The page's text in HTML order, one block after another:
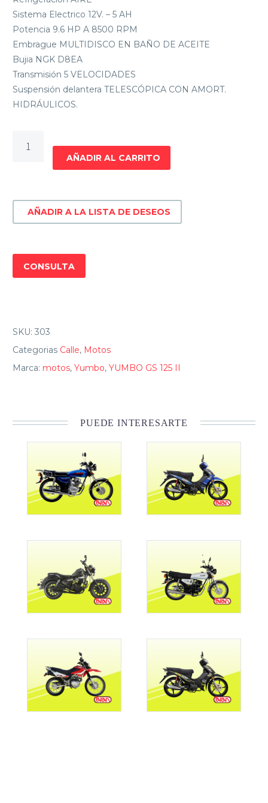
Sistema Electrico 12V. – 5 AH
Potencia 9.6 HP A 8500 RPM
Embrague MULTIDISCO EN BAÑO DE ACEITE
Bujia NGK D8EA
Transmisión 5 VELOCIDADES
Suspensión delantera TELESCÓPICA CON AMORT.
HIDRÁULICOS.
Modelo
125
cantidad
AÑADIR AL CARRITO
AÑADIR A LA LISTA DE DESEOS
CONSULTA
SKU: 303
Categorias Calle, Motos
Marca: motos, Yumbo, YUMBO GS 125 II
PUEDE INTERESARTE